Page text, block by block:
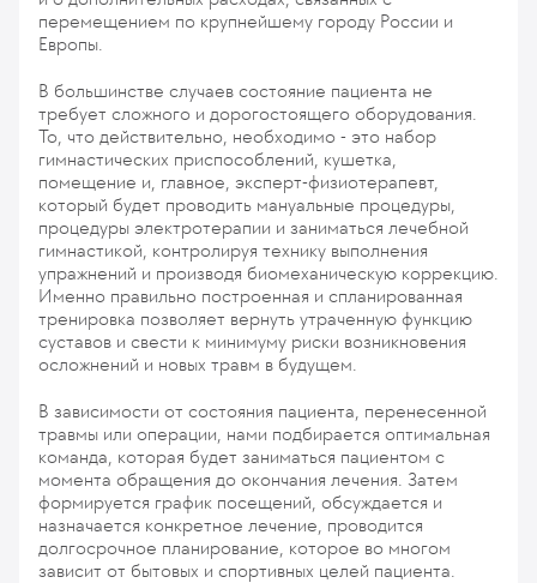
перемещением по крупнейшему городу России и
Европы.
В большинстве случаев состояние пациента не
требует сложного и дорогостоящего оборудования.
То, что действительно, необходимо - это набор
гимнастических приспособлений, кушетка,
помещение и, главное, эксперт-физиотерапевт,
который будет проводить мануальные процедуры,
процедуры электротерапии и заниматься лечебной
гимнастикой, контролируя технику выполнения
упражнений и производя биомеханическую коррекцию.
Именно правильно построенная и спланированная
тренировка позволяет вернуть утраченную функцию
суставов и свести к минимуму риски возникновения
осложнений и новых травм в будущем.
В зависимости от состояния пациента, перенесенной
травмы или операции, нами подбирается оптимальная
команда, которая будет заниматься пациентом с
момента обращения до окончания лечения. Затем
формируется график посещений, обсуждается и
назначается конкретное лечение, проводится
долгосрочное планирование, которое во многом
зависит от бытовых и спортивных целей пациента.